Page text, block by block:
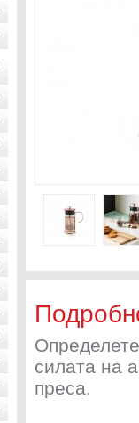
силата на
преса.